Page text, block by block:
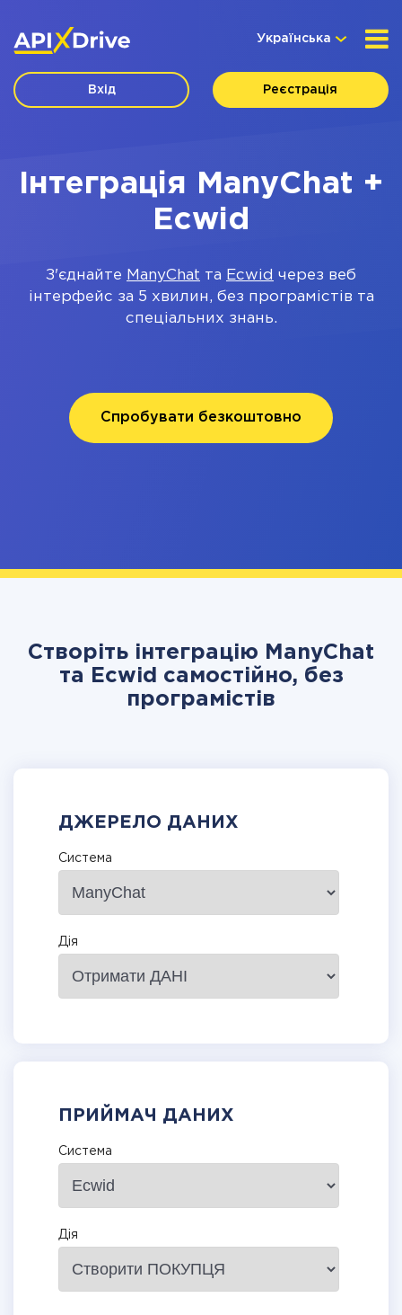
Українська
Вхід Реєстрація
Інтеграція ManyChat +
Ecwid
З'єднайте ManyChat та Ecwid через веб
інтерфейс за 5 хвилин, без програмістів та
спеціальних знань.
Спробувати безкоштовно
Створіть інтеграцію ManyChat
та Ecwid самостійно, без
програмістів
ДЖЕРЕЛО ДАНИХ
Система
Дія
ПРИЙМАЧ ДАНИХ
Система
Дія